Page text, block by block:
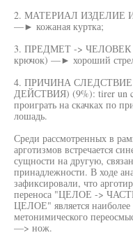
2. МАТЕРИАЛ ИЗДЕЛИЕ
—► кожаная куртка;
3. ПРЕДМЕТ -> ЧЕЛОВЕК
крючок) —► хороший
4. ПРИЧИНА
ДЕЙСТВИЯ) (9%): tirer un
проиграть на скачках по
лошадь.
Среди рассмотренных в
арготизмов встречается
сущности на другую,
принадлежности. В ходе
зафиксировали, что
переноса "ЦЕЛОЕ ->
ЦЕЛОЕ" является
метонимического
—> нож.